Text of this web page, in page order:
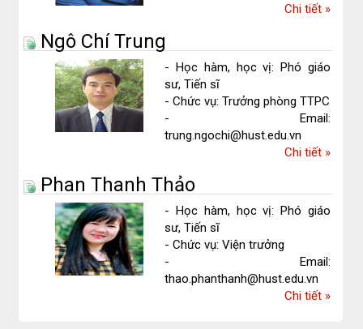
Chi tiếtvề
Chi
»
Ngô Chí Trung
- Học hàm, học vị: Phó giáo
sư, Tiến sĩ
- Chức vụ: Trưởng phòng TTPC
- Email:
trung.ngochi@hust.edu.vn
Chi tiếtvề
Trung
»
Phan Thanh Thảo
- Học hàm, học vị: Phó giáo
sư, Tiến sĩ
- Chức vụ: Viện trưởng
- Email:
thao.phanthanh@hust.edu.vn
Chi tiếtvề
»